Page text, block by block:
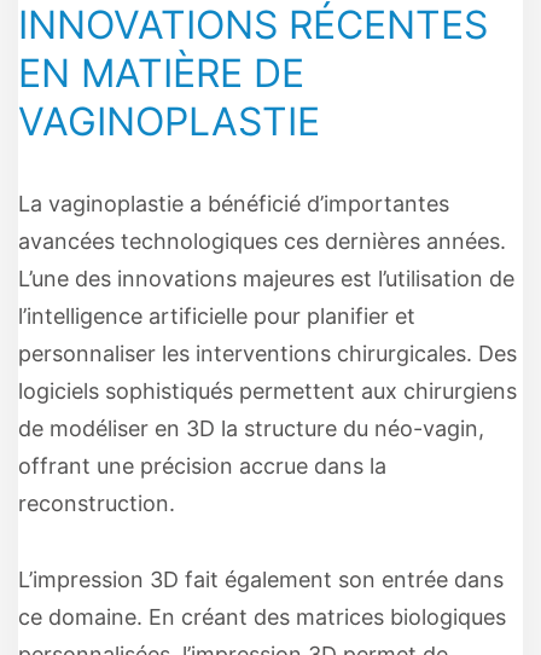
INNOVATIONS RÉCENTES
EN MATIÈRE DE
VAGINOPLASTIE
La vaginoplastie a bénéficié d’importantes
avancées technologiques ces dernières années.
L’une des innovations majeures est l’utilisation de
l’intelligence artificielle pour planifier et
personnaliser les interventions chirurgicales. Des
logiciels sophistiqués permettent aux chirurgiens
de modéliser en 3D la structure du néo-vagin,
offrant une précision accrue dans la
reconstruction.
L’impression 3D fait également son entrée dans
ce domaine. En créant des matrices biologiques